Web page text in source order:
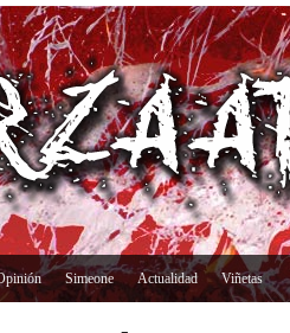
Simeone Actualidad Viñetas